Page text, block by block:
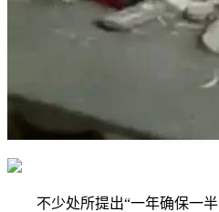
不少处所提出“一年确保一半